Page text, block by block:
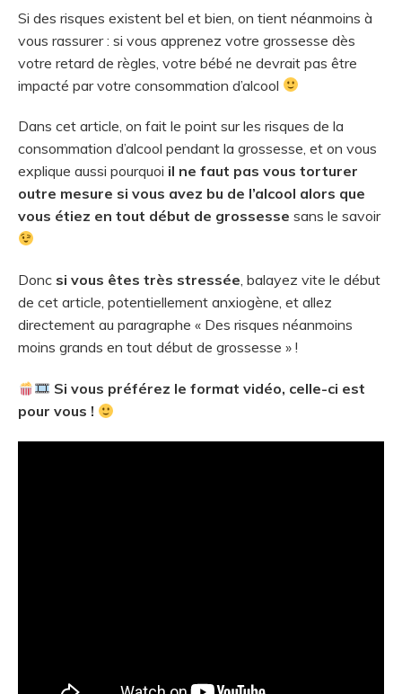
Si des risques existent bel et bien, on tient néanmoins à
vous rassurer : si vous apprenez votre grossesse dès
votre retard de règles, votre bébé ne devrait pas être
impacté par votre consommation d’alcool
Dans cet article, on fait le point sur les risques de la
consommation d’alcool pendant la grossesse, et on vous
explique aussi pourquoi il ne faut pas vous torturer
outre mesure si vous avez bu de l’alcool alors que
vous étiez en tout début de grossesse sans le savoir
Donc si vous êtes très stressée, balayez vite le début
de cet article, potentiellement anxiogène, et allez
directement au paragraphe « Des risques néanmoins
moins grands en tout début de grossesse » !
Si vous préférez le format vidéo, celle-ci est
pour vous !